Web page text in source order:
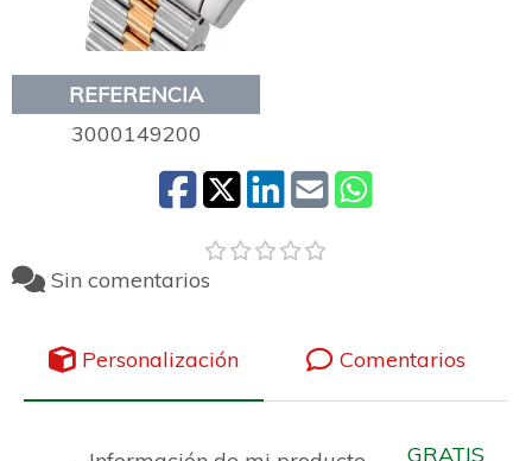
REFERENCIA
3000149200
Sin comentarios
Personalización Comentarios
GRATIS